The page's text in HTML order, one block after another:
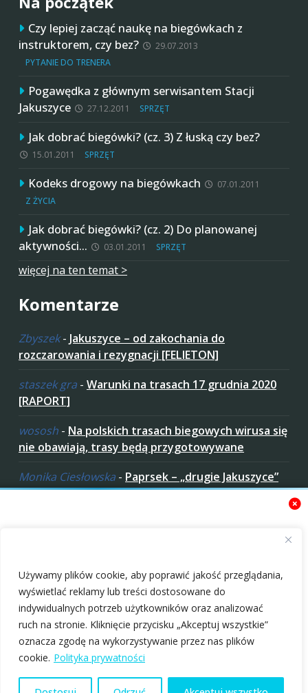
Używamy plików cookie, aby poprawić jakość przeglądania,
wyświetlać reklamy lub treści dostosowane do
indywidualnych potrzeb użytkowników oraz analizować
ruch na stronie. Kliknięcie przycisku „Akceptuj wszystkie”
oznacza zgodę na wykorzystywanie przez nas plików
cookie. Polityka prywatności
Marcialonga 2026
oczami uczestnika i
praktyczne
Mistrzostwa Polski
biegach narciarskich
Czy lepiej zacząć naukę na biegówkach z
instruktorem, czy bez?
29.07.2013
PYTANIE DO TRENERA
Pogawędka z głównym serwisantem Stacji
Jakuszyce
27.12.2011 SPRZĘT
Jak dobrać biegówki? (cz. 3) Z łuską czy bez?
15.01.2011 SPRZĘT
Kodeks drogowy na biegówkach
07.01.2011
Z ŻYCIA
Jak dobrać biegówki? (cz. 2) Do planowanej
aktywności…
03.01.2011 SPRZĘT
więcej na ten temat >
Komentarze
Zbyszek- Jakuszyce – od zakochania do
rozczarowania i rezygnacji [FELIETON]
staszek gra - Warunki na trasach 17 grudnia 2020
[RAPORT]
wososh - Na polskich trasach biegowych wirusa się
nie obawiają, trasy będą przygotowywane
Monika Ciesłowska - Paprsek – „drugie Jakuszyce”
w „czeskich Bieszczadach”
Copyright © 2010-2026 nabiegowkach.pl
O Nas Regulamin Patronaty
Polityka Prywatności